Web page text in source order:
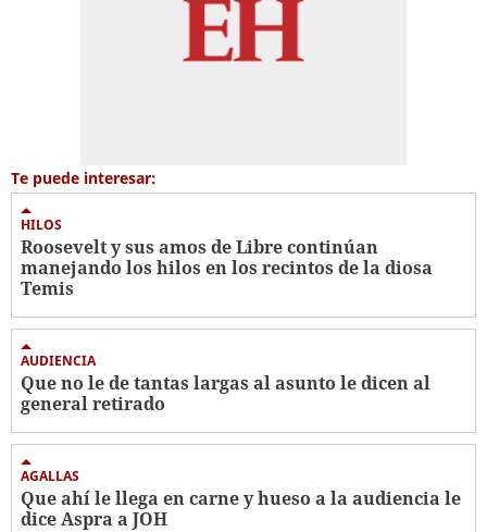
Te puede interesar:
HILOS
Roosevelt y sus amos de Libre continúan
manejando los hilos en los recintos de la diosa
Temis
AUDIENCIA
Que no le de tantas largas al asunto le dicen al
general retirado
AGALLAS
Que ahí le llega en carne y hueso a la audiencia le
dice Aspra a JOH